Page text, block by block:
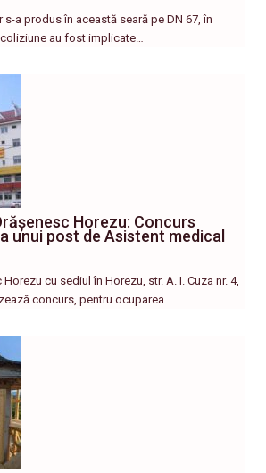
s-a produs în această seară pe DN 67, în
au fost implicate…
Horezu: Concurs
unui post de Asistent medical
cu sediul în Horezu, str. A. I. Cuza nr. 4,
concurs, pentru ocuparea…